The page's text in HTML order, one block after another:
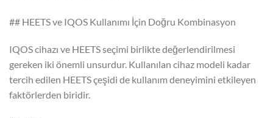
## HEETS ve IQOS Kullanımı İçin Doğru Kombinasyon
IQOS cihazı ve HEETS seçimi birlikte değerlendirilmesi
gereken iki önemli unsurdur. Kullanılan cihaz modeli kadar
tercih edilen HEETS çeşidi de kullanım deneyimini etkileyen
faktörlerden biridir.